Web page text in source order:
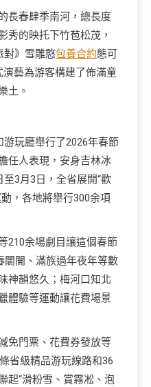
長春肆季南河，總長度
秀的映托下竹苞松茂，
對》雪雕憨包養合約態可
藝為游客構建了佈滿童
土。
玩廳舉行了2026年春節
任人表現，安身吉林冰
3月3日，全省展開“歡
，各地將舉行300余項
210余場劇目讓這個春節
闤闠、滿族過年夜年等數
神韻悠久；梅河口知北
體驗等運動讓花費場景
免門票、花費券發放等
省級精品游玩線路和36
起“滑粉雪、賞霧凇、泡